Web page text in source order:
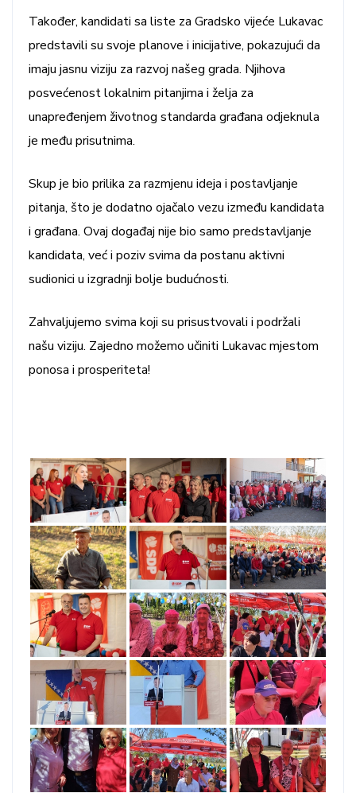
Također, kandidati sa liste za Gradsko vijeće Lukavac
predstavili su svoje planove i inicijative, pokazujući da
imaju jasnu viziju za razvoj našeg grada. Njihova
posvećenost lokalnim pitanjima i želja za
unapređenjem životnog standarda građana odjeknula
je među prisutnima.
Skup je bio prilika za razmjenu ideja i postavljanje
pitanja, što je dodatno ojačalo vezu između kandidata
i građana. Ovaj događaj nije bio samo predstavljanje
kandidata, već i poziv svima da postanu aktivni
sudionici u izgradnji bolje budućnosti.
Zahvaljujemo svima koji su prisustvovali i podržali
našu viziju. Zajedno možemo učiniti Lukavac mjestom
ponosa i prosperiteta!